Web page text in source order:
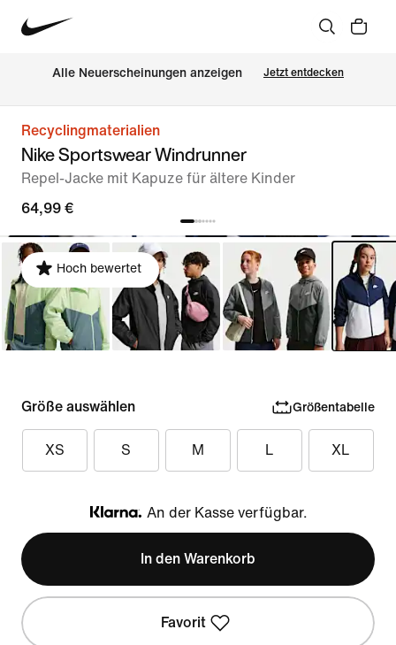
Alle Neuerscheinungen anzeigen Jetzt entdecken
Recyclingmaterialien
Nike Sportswear Windrunner
Repel-Jacke mit Kapuze für ältere Kinder
64,99 €
Hoch bewertet
Größe auswählen Größentabelle
XS S M L XL
Klarna
An der Kasse verfügbar.
In den Warenkorb
Favorit